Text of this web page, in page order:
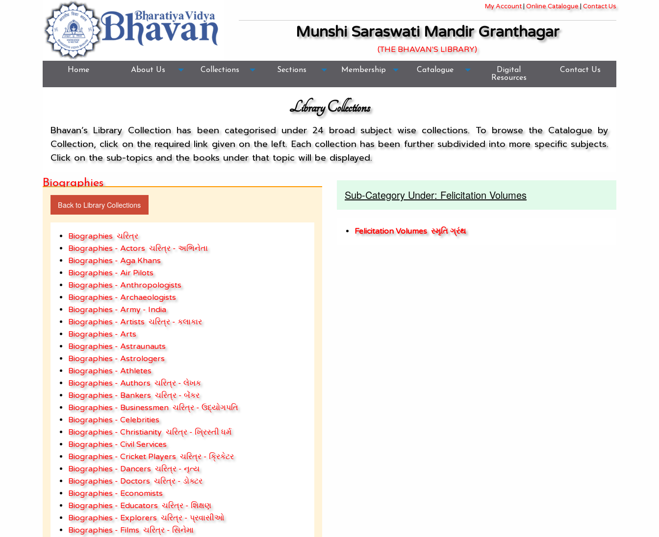
My Account| Online Catalogue| Contact Us
Munshi Saraswati Mandir Granthagar
(THE BHAVAN'S LIBRARY)
Home About Us Collections Sections Membership Catalogue
Digital
Resources
Contact Us
Library Collections
Bhavan’s Library Collection has been categorised under 24 broad subject wise collections. To browse the Catalogue by
Collection, click on the required link given on the left. Each collection has been further subdivided into more specific subjects.
Click on the sub-topics and the books under that topic will be displayed.
Biographies
Back to Library Collections
Biographies ચરિત્ર
Biographies - Actors ચરિત્ર - અભિનેતા
Biographies - Aga Khans
Biographies - Air Pilots
Biographies - Anthropologists
Biographies - Archaeologists
Biographies - Army - India
Biographies - Artists ચરિત્ર - કલાકાર
Biographies - Arts
Biographies - Astraunauts
Biographies - Astrologers
Biographies - Athletes
Biographies - Authors ચરિત્ર - લેખક
Biographies - Bankers ચરિત્ર - બેંકર
Biographies - Businessmen ચરિત્ર - ઉદ્યોગપતિ
Biographies - Celebrities
Biographies - Christianity ચરિત્ર - ખ્રિસ્તી ધર્મ
Biographies - Civil Services
Biographies - Cricket Players ચરિત્ર - ક્રિકેટર
Biographies - Dancers ચરિત્ર - નૃત્ય
Biographies - Doctors ચરિત્ર - ડોક્ટર
Biographies - Economists
Biographies - Educators ચરિત્ર - શિક્ષણ
Biographies - Explorers ચરિત્ર - પ્રવાસીઓ
Biographies - Films ચરિત્ર - સિનેમા
Sub-Category Under: Felicitation Volumes
Felicitation Volumes સ્મૃતિ ગ્રંથ